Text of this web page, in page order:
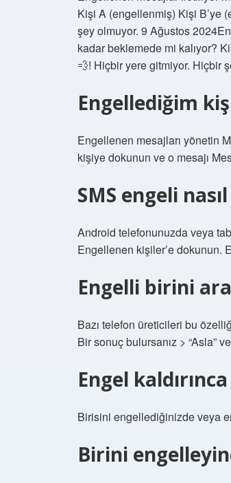
Kişi A (engellenmiş) Kişi B’ye
şey olmuyor. 9 Ağustos
kadar beklemede mi kalıyor?
💨! Hiçbir yere gitmiyor. Hiçbir
Engellediğim
Engellenen mesajları yönetin
kişiye dokunun ve o mesajı
SMS engeli nasıl
Android telefonunuzda veya
Engellenen kişiler’e dokunun.
Engelli birini
Bazı telefon üreticileri bu
Bir sonuç bulursanız > “Asla”
Engel
Birisini engellediğinizde veya
Birini